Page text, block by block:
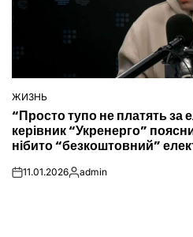
ОПУБЛІКУВАТИ
У
ЖИЗНЬ
“Просто тупо не платять за
керівник “Укренерго”
нібито “безкоштовний”
on11.01.2026Опубліковано
admin